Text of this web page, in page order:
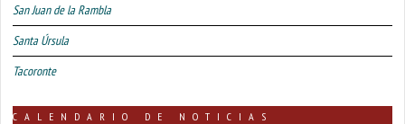
San Juan de la Rambla
Santa Úrsula
Tacoronte
CALENDARIO DE NOTICIAS